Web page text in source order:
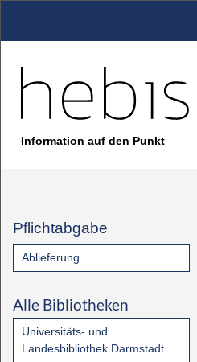
Information auf den Punkt
Pflichtabgabe
Ablieferung
Alle Bibliotheken
Universitäts- und
Landesbibliothek Darmstadt